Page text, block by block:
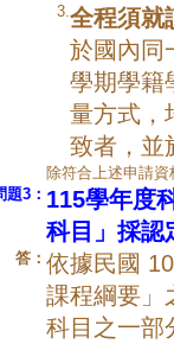
3. 全程須就
於國內同
學期學籍
量方式，
致者，並
除符合上述申請
題3： 115學年度
科目」採認
答： 依據民國
課程綱要」
科目之一部